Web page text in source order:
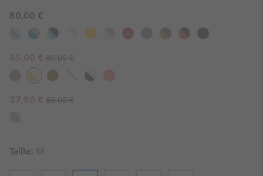
80,00 €
Sale price:
45,00 € Regular price:
80,00 €
Sale price:
37,50 € Regular price:
80,00 €
Taille: M